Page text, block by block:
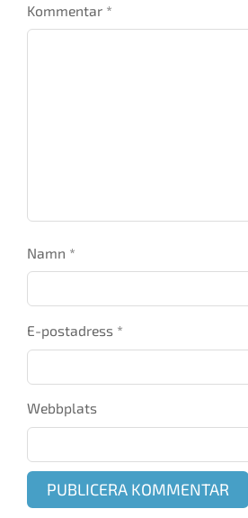
Kommentar *
Namn *
E-postadress *
Webbplats